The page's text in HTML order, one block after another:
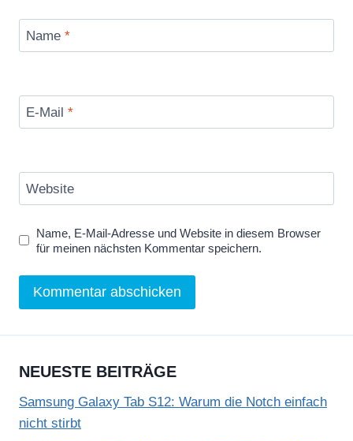
Name *
E-Mail *
Website
Name, E-Mail-Adresse und Website in diesem Browser
für meinen nächsten Kommentar speichern.
NEUESTE BEITRÄGE
Samsung Galaxy Tab S12: Warum die Notch einfach
nicht stirbt